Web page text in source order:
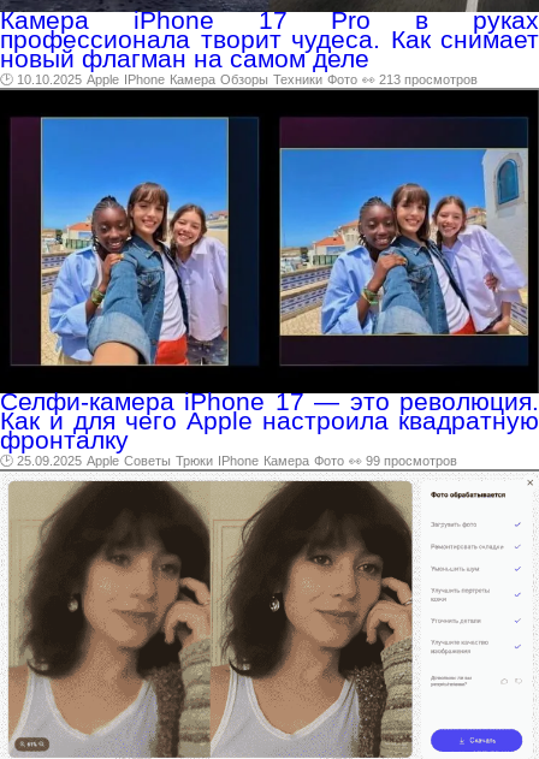
Камера iPhone 17 Pro в руках
профессионала творит чудеса. Как снимает
новый флагман на самом деле
🕑 10.10.2025 Apple IPhone Камера Обзоры Техники Фото 👀 213 просмотров
Селфи-камера iPhone 17 — это революция.
Как и для чего Apple настроила квадратную
фронталку
🕑 25.09.2025 Apple Советы Трюки IPhone Камера Фото 👀 99 просмотров